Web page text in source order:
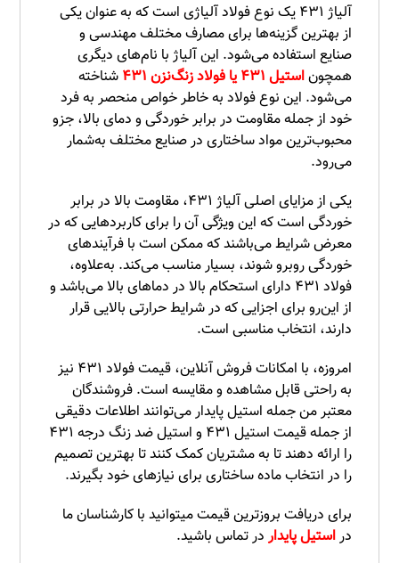
آلیاژ ۴۳۱ یک نوع فولاد آلیاژی است که به عنوان یکی
از بهترین گزینه‌ها برای مصارف مختلف مهندسی و
صنایع استفاده می‌شود. این آلیاژ با نام‌های دیگری
همچوناستیل ۴۳۱ یا فولاد زنگ‌نزن ۴۳۱
شناخته
می‌شود. این نوع فولاد به خاطر خواص منحصر به فرد
خود از جمله مقاومت در برابر خوردگی و دمای بالا، جزو
محبوب‌ترین مواد ساختاری در صنایع مختلف به‌شمار
می‌رود.
یکی از مزایای اصلی آلیاژ ۴۳۱، مقاومت بالا در برابر
خوردگی است که این ویژگی آن را برای کاربردهایی که در
معرض شرایط می‌باشند که ممکن است با فرآیندهای
خوردگی روبرو شوند، بسیار مناسب می‌کند. به‌علاوه،
فولاد ۴۳۱ دارای استحکام بالا در دماهای بالا می‌باشد و
از این‌رو برای اجزایی که در شرایط حرارتی بالایی قرار
دارند، انتخاب مناسبی است.
امروزه، با امکانات فروش آنلاین، قیمت فولاد ۴۳۱ نیز
به راحتی قابل مشاهده و مقایسه است. فروشندگان
معتبر من جمله استیل پایدار می‌توانند اطلاعات دقیقی
از جمله قیمت استیل ۴۳۱ و استیل ضد زنگ درجه ۴۳۱
را ارائه دهند تا به مشتریان کمک کنند تا بهترین تصمیم
را در انتخاب ماده ساختاری برای نیازهای خود بگیرند.
برای دریافت بروزترین قیمت میتوانید با کارشناسان ما
دراستیل پایدار در تماس باشید.